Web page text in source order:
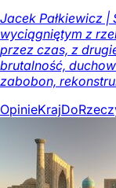
Jacek Pałkiewicz |
wyciągniętym z
przez czas, z
brutalność,
zabobon,
OpinieKraj